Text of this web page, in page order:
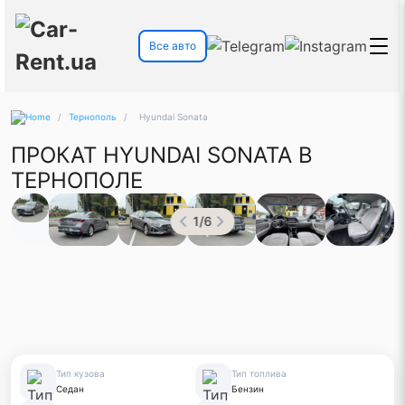
Все авто
/ Тернополь / Hyundai Sonata
ПРОКАТ HYUNDAI SONATA В
ТЕРНОПОЛЕ
1/6
Тип кузова
Седан
Тип топлива
Бензин